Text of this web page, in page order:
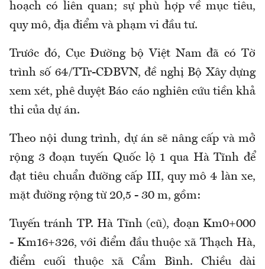
hoạch có liên quan; sự phù hợp về mục tiêu,
quy mô, địa điểm và phạm vi đầu tư.
Trước đó, Cục Đường bộ Việt Nam đã có Tờ
trình số 64/TTr-CĐBVN, đề nghị Bộ Xây dựng
xem xét, phê duyệt Báo cáo nghiên cứu tiền khả
thi của dự án.
Theo nội dung trình, dự án sẽ nâng cấp và mở
rộng 3 đoạn tuyến Quốc lộ 1 qua Hà Tĩnh để
đạt tiêu chuẩn đường cấp III, quy mô 4 làn xe,
mặt đường rộng từ 20,5 - 30 m, gồm:
Tuyến tránh TP. Hà Tĩnh (cũ), đoạn Km0+000
- Km16+326, với điểm đầu thuộc xã Thạch Hà,
điểm cuối thuộc xã Cẩm Bình. Chiều dài